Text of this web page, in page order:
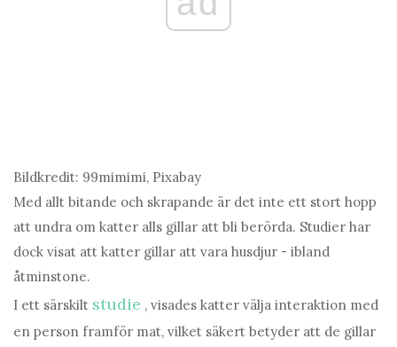
Bildkredit: 99mimimi, Pixabay
Med allt bitande och skrapande är det inte ett stort hopp
att undra om katter alls gillar att bli berörda. Studier har
dock visat att katter gillar att vara husdjur - ibland
åtminstone.
I ett särskilt studie , visades katter välja interaktion med
en person framför mat, vilket säkert betyder att de gillar